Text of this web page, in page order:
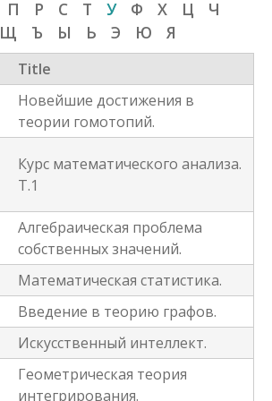
П Р С Т У Ф Х Ц
Ч
Щ Ъ Ы Ь Э Ю Я
Title
Новейшие достижения в
теории гомотопий.
Курс математического анализа.
Т.1
Алгебраическая проблема
собственных значений.
Математическая статистика.
Введение в теорию графов.
Искусственный интеллект.
Геометрическая теория
интегрирования.